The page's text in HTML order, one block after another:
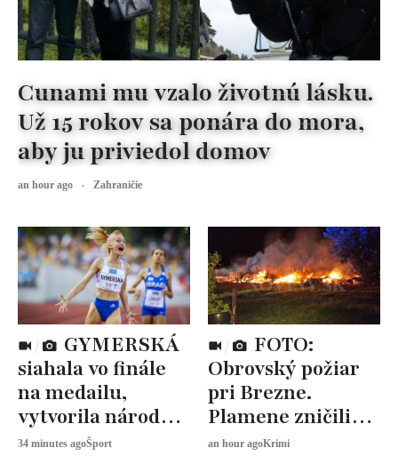
siahala vo finále
na medailu,
vytvorila národný
rekord
34 minutes agoŠport
Obrovský požiar
pri Brezne.
Plamene zničili
päť rodinných
an hour agoKrimi
Cunami mu vzalo životnú lásku.
Už 15 rokov sa ponára do mora,
aby ju priviedol domov
an hour ago Zahraničie